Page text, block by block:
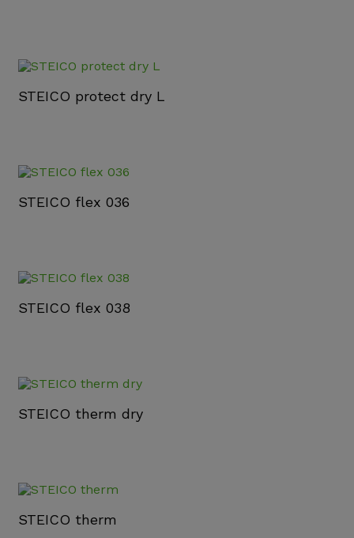
STEICO protect dry L
STEICO flex 036
STEICO flex 038
STEICO therm dry
STEICO therm